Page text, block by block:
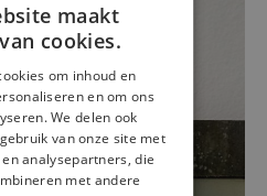
maakt
cookies.
om inhoud en
en om ons
We delen ook
van onze site met
analysepartners, die
met andere